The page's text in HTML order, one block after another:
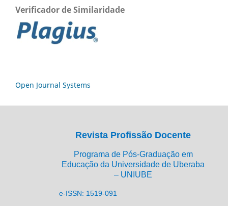
Verificador de Similaridade
Open Journal Systems
Revista Profissão Docente
Programa de Pós-Graduação em
Educação da Universidade de Uberaba
– UNIUBE
e-ISSN: 1519-091